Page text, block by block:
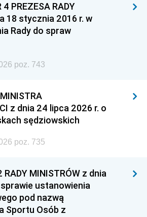
PREZESA RADY
18 stycznia 2016 r. w
Rady do spraw
poz. 743
z dnia 24 lipca 2026 r. o
sędziowskich
poz. 735
RADY MINISTRÓW z dnia
ustanowienia
pod nazwą
Sportu Osób z